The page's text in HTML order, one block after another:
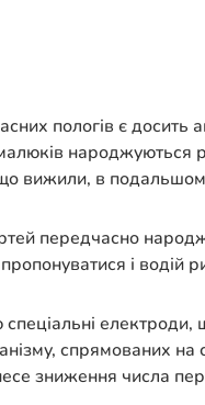
пологів є досить
народжуються
вижили, в
передчасно
і
спрямованих
зниження числа